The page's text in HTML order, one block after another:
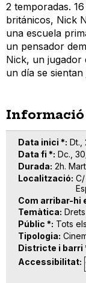
2 temporadas.
británicos, Nick
una escuela
un pensador
Nick, un jugador
un día se
Data inici * Dt.,
Data fi * Dc.,
Durada 2h.
Localització
Com arribar-hi
Temàtica
Públic * Tots
Tipologia
Districte i barri
Accessibilitat